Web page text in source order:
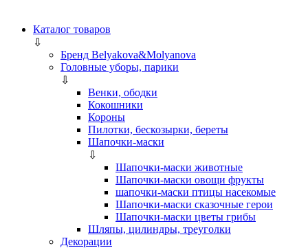
Каталог товаров
⇩
Бренд Belyakova&Molyanova
Головные уборы, парики
⇩
Венки, ободки
Кокошники
Короны
Пилотки, бескозырки, береты
Шапочки-маски
⇩
Шапочки-маски животные
Шапочки-маски овощи фрукты
шапочки-маски птицы насекомые
Шапочки-маски сказочные герои
Шапочки-маски цветы грибы
Шляпы, цилиндры, треуголки
Декорации